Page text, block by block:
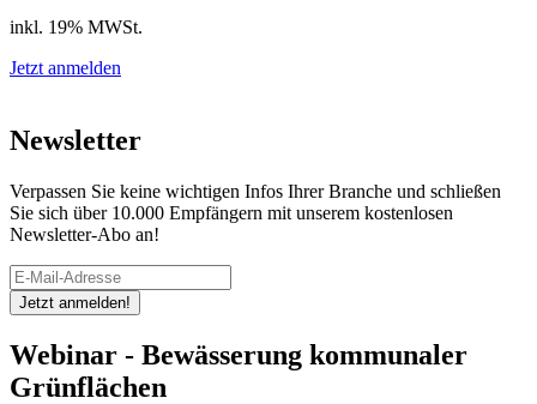
inkl. 19% MWSt.
Jetzt anmelden
Newsletter
Verpassen Sie keine wichtigen Infos Ihrer Branche und schließen
Sie sich über 10.000 Empfängern mit unserem kostenlosen
Newsletter-Abo an!
Jetzt anmelden!
Webinar - Bewässerung kommunaler
Grünflächen